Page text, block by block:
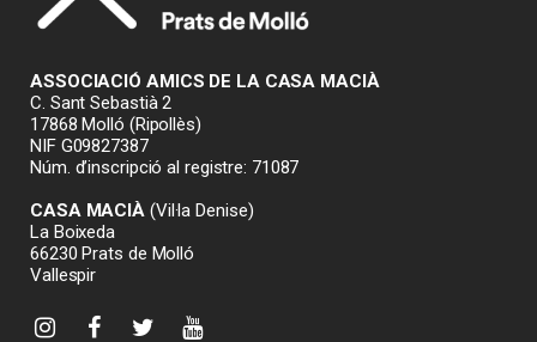
ASSOCIACIÓ AMICS DE LA CASA MACIÀ
C. Sant Sebastià 2
17868 Molló (Ripollès)
NIF G09827387
Núm. d’inscripció al registre: 71087
CASA MACIÀ (Vil·la Denise)
La Boixeda
66230 Prats de Molló
Vallespir